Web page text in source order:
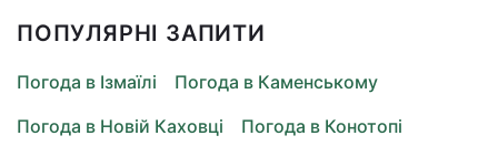
ПОПУЛЯРНІ ЗАПИТИ
Погода в Ізмаїлі
Погода в Каменському
Погода в Новій Каховці
Погода в Конотопі